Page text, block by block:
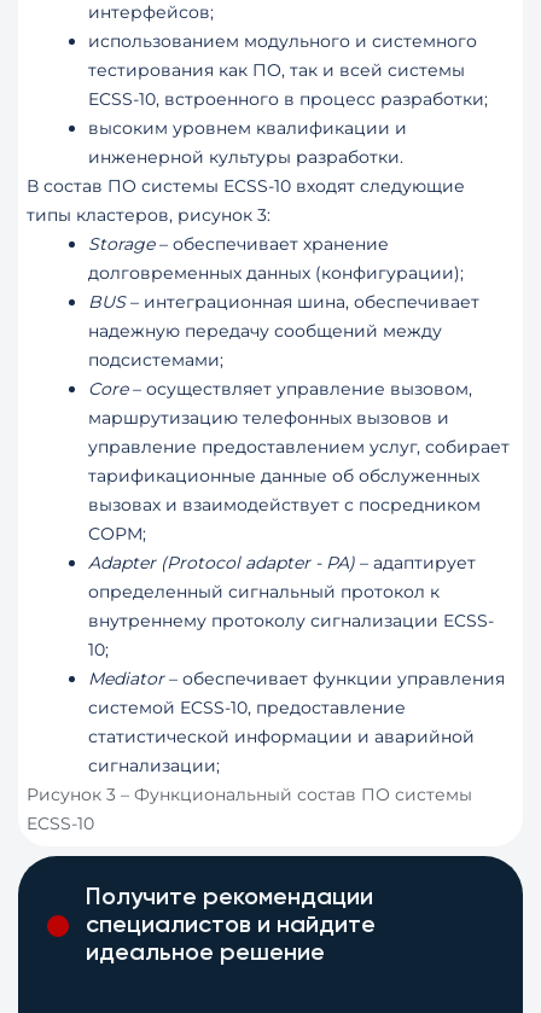
интерфейсов;
использованием модульного и системного
тестирования как ПО, так и всей системы
ECSS-10, встроенного в процесс разработки;
высоким уровнем квалификации и
инженерной культуры разработки.
В состав ПО системы ECSS-10 входят следующие
типы кластеров, рисунок 3:
Storage– обеспечивает хранение
долговременных данных (конфигурации);
BUS– интеграционная шина, обеспечивает
надежную передачу сообщений между
подсистемами;
Core– осуществляет управление вызовом,
маршрутизацию телефонных вызовов и
управление предоставлением услуг, собирает
тарификационные данные об обслуженных
вызовах и взаимодействует с посредником
СОРМ;
Adapter (Protocol adapter - PA) – адаптирует
определенный сигнальный протокол к
внутреннему протоколу сигнализации ECSS-
10;
Mediator– обеспечивает функции управления
системой ECSS-10, предоставление
статистической информации и аварийной
сигнализации;
Рисунок 3 – Функциональный состав ПО системы
ECSS-10
Получите рекомендации
специалистов и найдите
идеальное решение